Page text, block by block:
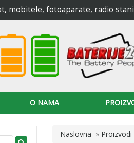
mobitele, fotoaparate, radio
O NAMA
Naslovna » Proizvodi